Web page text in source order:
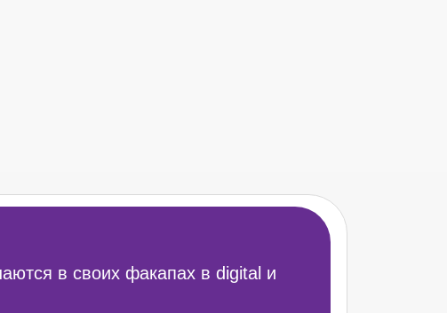
в своих факапах в digital и